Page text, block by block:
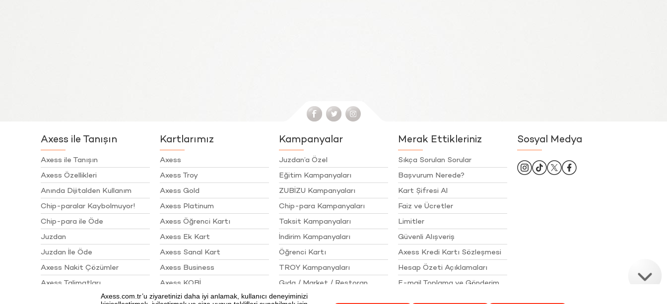
Axess ile Tanışın
Axess ile Tanışın
Axess Özellikleri
Anında Dijitalden Kullanım
Chip-paralar Kaybolmuyor!
Chip-para ile Öde
Juzdan
Juzdan İle Öde
Axess Nakit Çözümler
Axess Talimatları
Kartlarımız
Axess
Axess Troy
Axess Gold
Axess Platinum
Axess Öğrenci Kartı
Axess Ek Kart
Axess Sanal Kart
Axess Business
Axess KOBİ
Kampanyalar
Juzdan’a Özel
Eğitim Kampanyaları
ZUBİZU Kampanyaları
Chip-para Kampanyaları
Taksit Kampanyaları
İndirim Kampanyaları
Öğrenci Kartı
TROY Kampanyaları
Gıda / Market / Restoran
Akaryakıt / Otomotiv
Merak Ettikleriniz
Sıkça Sorulan Sorular
Başvurum Nerede?
Kart Şifresi Al
Faiz ve Ücretler
Limitler
Güvenli Alışveriş
Axess Kredi Kartı Sözleşmesi
Hesap Özeti Açıklamaları
E-mail Toplama ve Gönderim
Sosyal Medya